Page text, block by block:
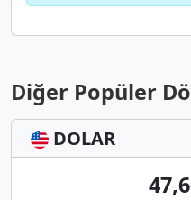
Diğer Popüler
DOLAR